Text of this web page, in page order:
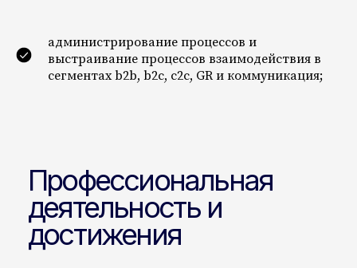
администрирование процессов и
выстраивание процессов взаимодействия в
сегментах b2b, b2c, с2с, GR и коммуникация;